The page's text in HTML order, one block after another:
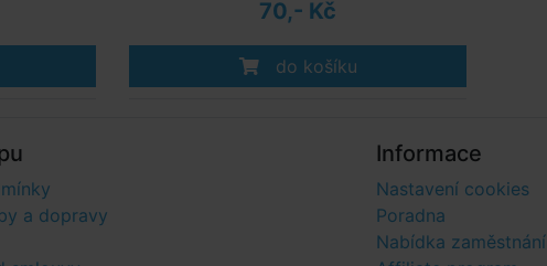
70,- Kč
do košíku
a dopravy
Informace
Nastavení cookies
Poradna
Nabídka zaměstnání